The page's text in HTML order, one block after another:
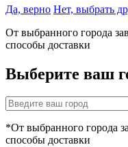
Да, верно Нет, выбрать
От выбранного города
способы доставки
Выберите ваш
*От выбранного города
способы доставки